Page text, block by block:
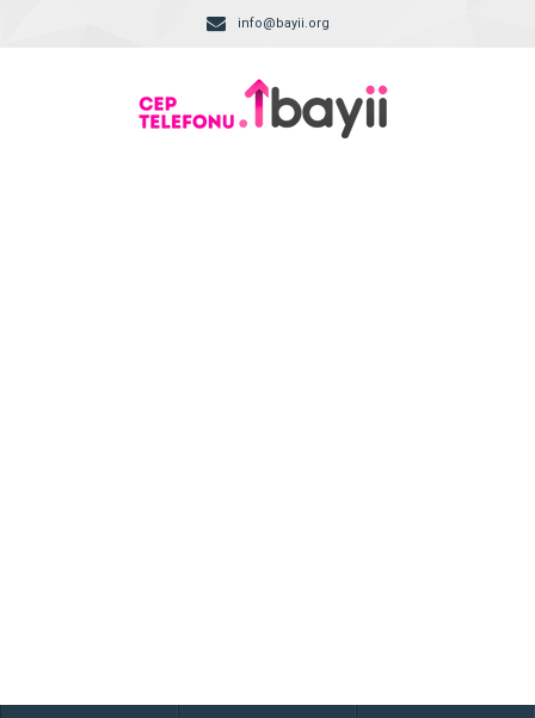
info@bayii.org